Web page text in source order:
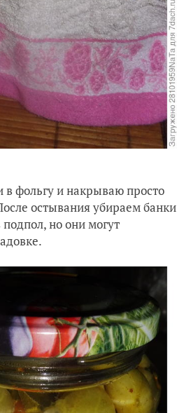
в фольгу и накрываю просто
остывания убираем банки
но они могут